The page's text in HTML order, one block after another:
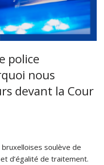
police
nous
devant la Cour
soulève de
d’égalité de traitement.